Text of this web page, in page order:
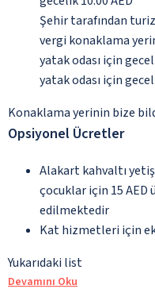
Şehir tarafından
vergi konaklama
yatak odası için
yatak odası için
Konaklama yerinin bize
Opsiyonel Ücretler
Alakart kahvaltı
çocuklar için 15 AED
edilmektedir
Kat hizmetleri için
Yukarıdaki list
Devamını Oku